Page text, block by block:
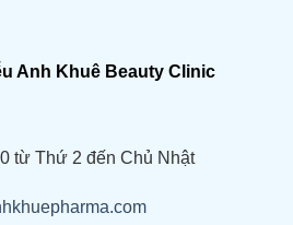
Anh Khuê Beauty Clinic
từ Thứ 2 đến Chủ Nhật